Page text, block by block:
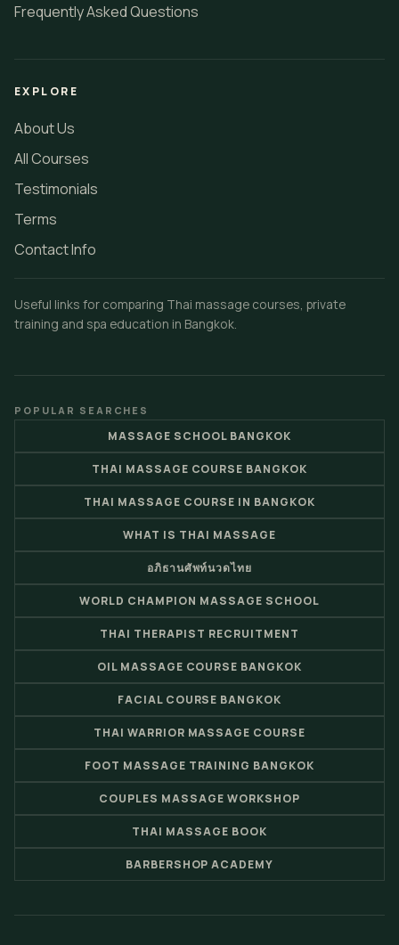
Frequently Asked Questions
EXPLORE
About Us
All Courses
Testimonials
Terms
Contact Info
Useful links for comparing Thai massage courses, private
training and spa education in Bangkok.
POPULAR SEARCHES
MASSAGE SCHOOL BANGKOK
THAI MASSAGE COURSE BANGKOK
THAI MASSAGE COURSE IN BANGKOK
WHAT IS THAI MASSAGE
อภิธานศัพท์นวดไทย
WORLD CHAMPION MASSAGE SCHOOL
THAI THERAPIST RECRUITMENT
OIL MASSAGE COURSE BANGKOK
FACIAL COURSE BANGKOK
THAI WARRIOR MASSAGE COURSE
FOOT MASSAGE TRAINING BANGKOK
COUPLES MASSAGE WORKSHOP
THAI MASSAGE BOOK
BARBERSHOP ACADEMY